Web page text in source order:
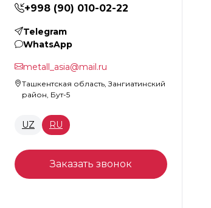
+998 (90) 010-02-22
Telegram
WhatsApp
metall_asia@mail.ru
Ташкентская область, Зангиатинский
район, Бут-5
UZ RU
Заказать звонок